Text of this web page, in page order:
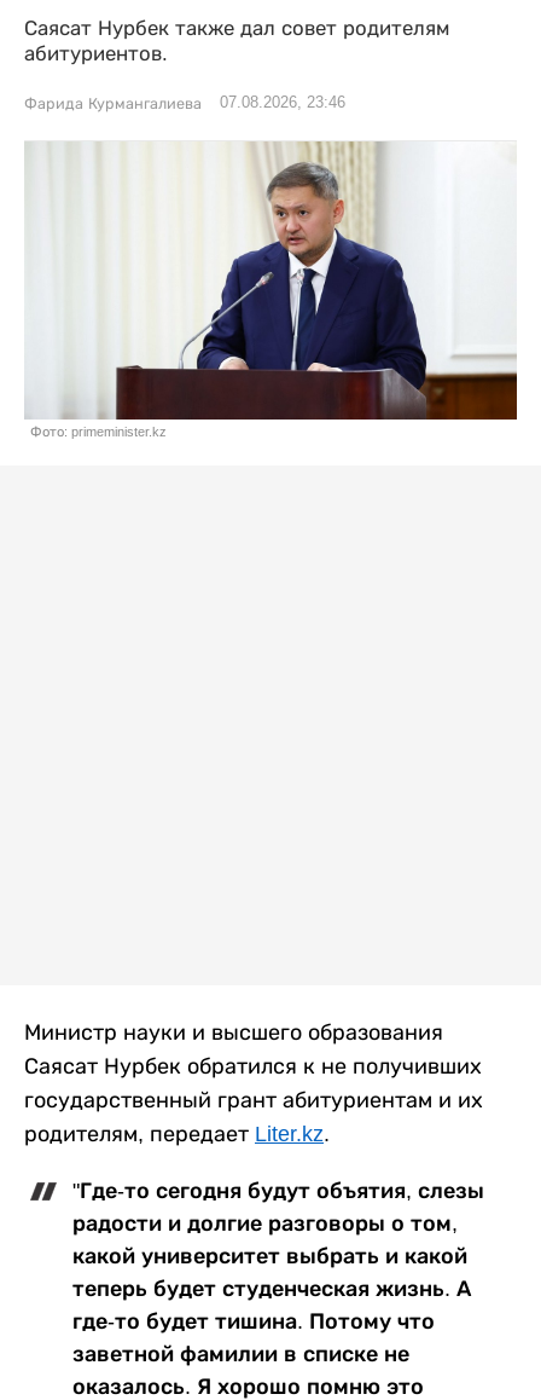
Саясат Нурбек также дал совет родителям
абитуриентов.
Фарида Курмангалиева 07.08.2026, 23:46
Фото: primeminister.kz
Министр науки и высшего образования
Саясат Нурбек обратился к не получивших
государственный грант абитуриентам и их
родителям, передает Liter.kz.
"Где-то сегодня будут объятия, слезы
радости и долгие разговоры о том,
какой университет выбрать и какой
теперь будет студенческая жизнь. А
где-то будет тишина. Потому что
заветной фамилии в списке не
оказалось. Я хорошо помню это